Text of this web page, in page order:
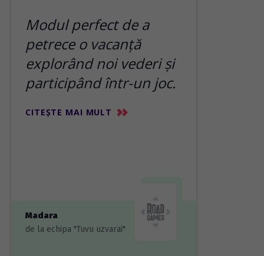
Modul perfect de a
petrece o vacanță
explorând noi vederi și
participând într-un joc.
CITEȘTE MAI MULT
Madara
de la echipa "Tuvu uzvarai"